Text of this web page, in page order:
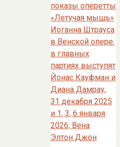
показы оперетты
«Летучая мышь»
Иоганна Штрауса
в Венской опере:
в главных
партиях выступят
Йонас Кауфман и
Диана Дамрау,
31 декабря 2025
и 1, 3, 6 января
2026, Вена
Элтон Джон